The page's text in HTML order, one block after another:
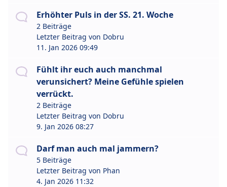
Erhöhter Puls in der SS. 21. Woche
2 Beiträge
Letzter Beitrag von Dobru
11. Jan 2026 09:49
Fühlt ihr euch auch manchmal
verunsichert? Meine Gefühle spielen
verrückt.
2 Beiträge
Letzter Beitrag von Dobru
9. Jan 2026 08:27
Darf man auch mal jammern?
5 Beiträge
Letzter Beitrag von Phan
4. Jan 2026 11:32